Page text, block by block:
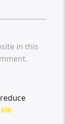
in this